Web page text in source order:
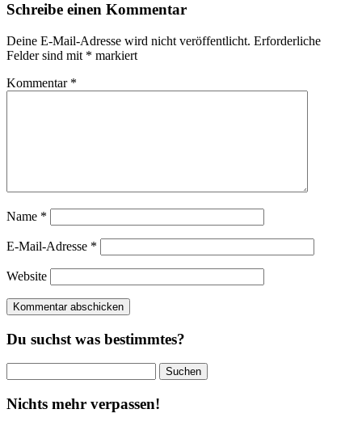
Schreibe einen Kommentar
Deine E-Mail-Adresse wird nicht veröffentlicht. Erforderliche
Felder sind mit * markiert
Kommentar *
Name *
E-Mail-Adresse *
Website
Du suchst was bestimmtes?
nach:
Nichts mehr verpassen!